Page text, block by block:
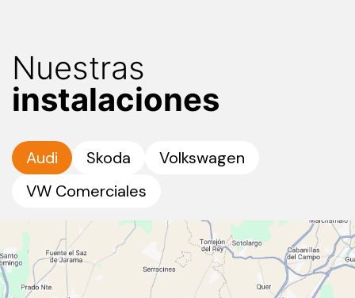
Nuestras
instalaciones
Audi Skoda
Volkswagen
VW Comerciales